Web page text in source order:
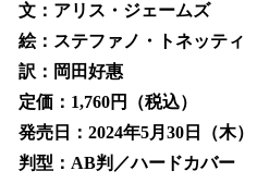
文：アリス・ジェームズ
絵：ステファノ・トネッティ
訳：岡田好惠
定価：1,760円（税込）
発売日：2024年5月30日（木）
判型：AB判／ハードカバー